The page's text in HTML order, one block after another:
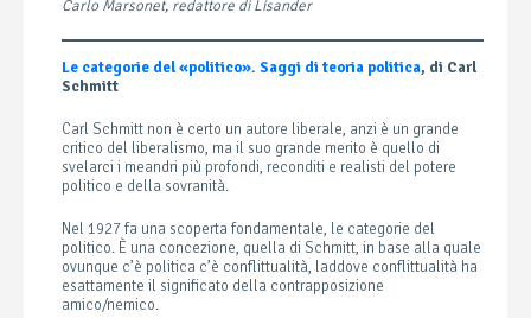
Carlo Marsonet, redattore di Lisander
Le categorie del «politico». Saggi di teoria politica, di Carl
Schmitt
Carl Schmitt non è certo un autore liberale, anzi è un grande
critico del liberalismo, ma il suo grande merito è quello di
svelarci i meandri più profondi, reconditi e realisti del potere
politico e della sovranità.
Nel 1927 fa una scoperta fondamentale, le categorie del
politico. È una concezione, quella di Schmitt, in base alla quale
ovunque c’è politica c’è conflittualità, laddove conflittualità ha
esattamente il significato della contrapposizione
amico/nemico.